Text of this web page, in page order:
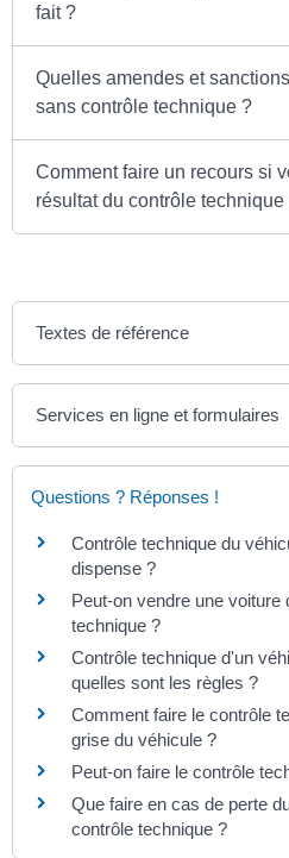
fait ?
Quelles amendes et
sans contrôle technique ?
Comment faire un recours si
résultat du contrôle technique
Textes de référence
Services en ligne et formulaires
Questions ? Réponses !
Contrôle technique du
dispense ?
Peut-on vendre une
technique ?
Contrôle technique d'un
quelles sont les règles ?
Comment faire le contrôle
grise du véhicule ?
Peut-on faire le contrôle
Que faire en cas de perte
contrôle technique ?